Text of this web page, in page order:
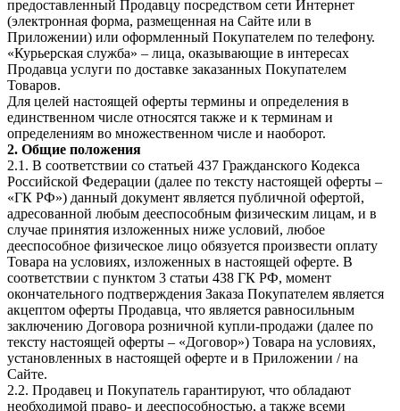
предоставленный Продавцу посредством сети Интернет
(электронная форма, размещенная на Сайте или в
Приложении) или оформленный Покупателем по телефону.
«Курьерская служба» – лица, оказывающие в интересах
Продавца услуги по доставке заказанных Покупателем
Товаров.
Для целей настоящей оферты термины и определения в
единственном числе относятся также и к терминам и
определениям во множественном числе и наоборот.
2. Общие положения
2.1. В соответствии со статьей 437 Гражданского Кодекса
Российской Федерации (далее по тексту настоящей оферты –
«ГК РФ») данный документ является публичной офертой,
адресованной любым дееспособным физическим лицам, и в
случае принятия изложенных ниже условий, любое
дееспособное физическое лицо обязуется произвести оплату
Товара на условиях, изложенных в настоящей оферте. В
соответствии с пунктом 3 статьи 438 ГК РФ, момент
окончательного подтверждения Заказа Покупателем является
акцептом оферты Продавца, что является равносильным
заключению Договора розничной купли-продажи (далее по
тексту настоящей оферты – «Договор») Товара на условиях,
установленных в настоящей оферте и в Приложении / на
Сайте.
2.2. Продавец и Покупатель гарантируют, что обладают
необходимой право- и дееспособностью, а также всеми